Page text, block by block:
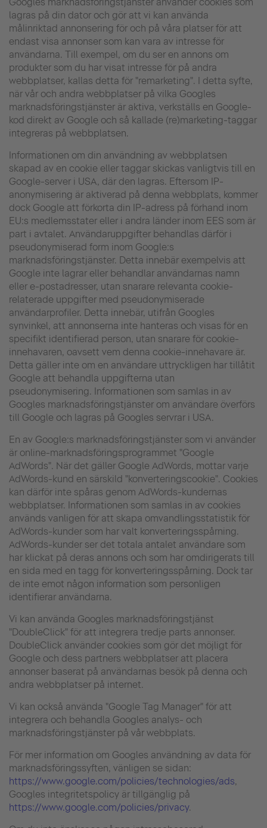
lagras på din dator och gör att vi kan använda
målinriktad annonsering för och på våra platser för att
endast visa annonser som kan vara av intresse för
användarna. Till exempel, om du ser en annons om
produkter som du har visat intresse för på andra
webbplatser, kallas detta för "remarketing". I detta syfte,
när vår och andra webbplatser på vilka Googles
marknadsföringstjänster är aktiva, verkställs en Google-
kod direkt av Google och så kallade (re)marketing-taggar
integreras på webbplatsen.
Informationen om din användning av webbplatsen
skapad av en cookie eller taggar skickas vanligtvis till en
Google-server i USA, där den lagras. Eftersom IP-
anonymisering är aktiverad på denna webbplats, kommer
dock Google att förkorta din IP-adress på förhand inom
EU:s medlemsstater eller i andra länder inom EES som är
part i avtalet. Användaruppgifter behandlas därför i
pseudonymiserad form inom Google:s
marknadsföringstjänster. Detta innebär exempelvis att
Google inte lagrar eller behandlar användarnas namn
eller e-postadresser, utan snarare relevanta cookie-
relaterade uppgifter med pseudonymiserade
användarprofiler. Detta innebär, utifrån Googles
synvinkel, att annonserna inte hanteras och visas för en
specifikt identifierad person, utan snarare för cookie-
innehavaren, oavsett vem denna cookie-innehavare är.
Detta gäller inte om en användare uttryckligen har tillåtit
Google att behandla uppgifterna utan
pseudonymisering. Informationen som samlas in av
Googles marknadsföringstjänster om användare överförs
till Google och lagras på Googles servrar i USA.
En av Google:s marknadsföringstjänster som vi använder
är online-marknadsföringsprogrammet "Google
AdWords". När det gäller Google AdWords, mottar varje
AdWords-kund en särskild "konverteringscookie". Cookies
kan därför inte spåras genom AdWords-kundernas
webbplatser. Informationen som samlas in av cookies
används vanligen för att skapa omvandlingsstatistik för
AdWords-kunder som har valt konverteringsspårning.
AdWords-kunder ser det totala antalet användare som
har klickat på deras annons och som har omdirigerats till
en sida med en tagg för konverteringsspårning. Dock tar
de inte emot någon information som personligen
identifierar användarna.
Vi kan använda Googles marknadsföringstjänst
"DoubleClick" för att integrera tredje parts annonser.
DoubleClick använder cookies som gör det möjligt för
Google och dess partners webbplatser att placera
annonser baserat på användarnas besök på denna och
andra webbplatser på internet.
Vi kan också använda "Google Tag Manager" för att
integrera och behandla Googles analys- och
marknadsföringstjänster på vår webbplats.
För mer information om Googles användning av data för
marknadsföringssyften, vänligen se sidan:
https://www.google.com/policies/technologies/ads,
Googles integritetspolicy är tillgänglig på
https://www.google.com/policies/privacy.